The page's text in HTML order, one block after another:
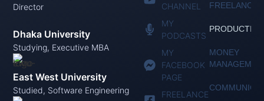
Director
Dhaka University
Studying, Executive MBA
East West University
Studied, Software Engineering
CHANNEL
MY
PODCASTS
MY
FACEBOOK
PAGE
FREELANCE
MONEY